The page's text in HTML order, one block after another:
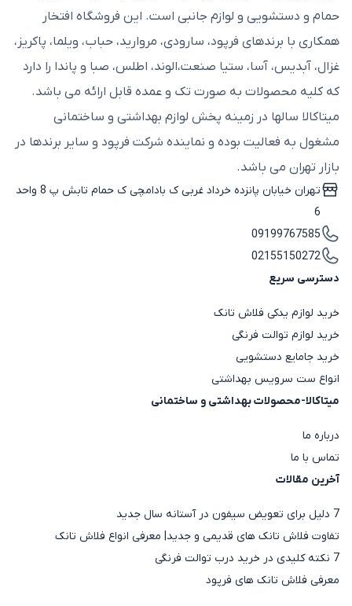
حمام و دستشویی و لوازم جانبی است. این فروشگاه افتخار
همکاری با برندهای فرپود، سارودی، مروارید، حباب، ویلما، پاکریز،
غزال، آبدیس، آسا، ستیا صنعت،الوند، اطلس، صبا و پاندا را دارد
که کلیه محصولات به صورت تک و عمده قابل ارائه می باشد.
میتاکالا سالها در زمینه پخش لوازم بهداشتی و ساختمانی
مشغول به فعالیت بوده و نماینده شرکت فرپود و سایر برندها در
بازار تهران می باشد.
تهران خیابان پانزده خرداد غربی ک بادامچی ک حمام تابش پ 8 واحد
6
09199767585
02155150272
دسترسی سریع
خرید لوازم یدکی فلاش تانک
خرید لوازم توالت فرنگی
خرید جامایع دستشویی
انواع ست سرویس بهداشتی
میتاکالا-محصولات بهداشتی و ساختمانی
درباره ما
تماس با ما
آخرین مقالات
7 دلیل برای تعویض سیفون در آستانه سال جدید
تفاوت فلاش تانک های قدیمی و جدید| معرفی انواع فلاش تانک
7 نکته کلیدی در خرید درب توالت فرنگی
معرفی فلاش تانک های فرپود